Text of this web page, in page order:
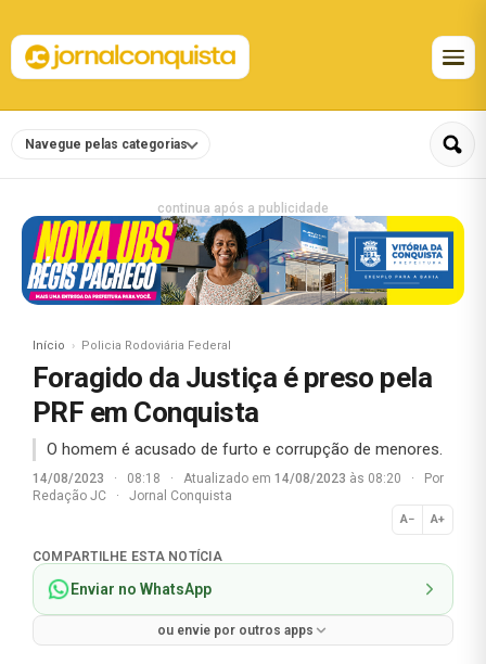
Navegue pelas categorias
continua após a publicidade
Início Policia Rodoviária Federal
Foragido da Justiça é preso pela
PRF em Conquista
O homem é acusado de furto e corrupção de menores.
14/08/2023 · 08:18 · Atualizado em 14/08/2023 às 08:20 ·
Por
Redação JC
· Jornal Conquista
A− A+
Normal
COMPARTILHE ESTA NOTÍCIA
Enviar no WhatsApp
ou envie por outros apps